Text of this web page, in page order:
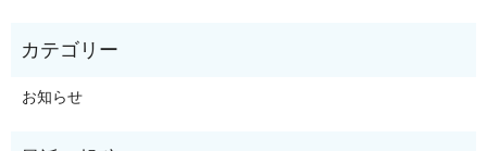
お知らせ